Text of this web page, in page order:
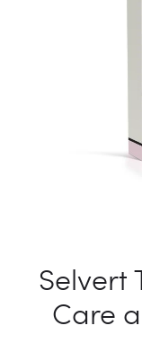
Selvert
Care